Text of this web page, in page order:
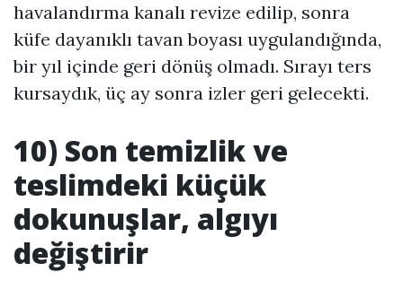
havalandırma kanalı revize edilip, sonra
küfe dayanıklı tavan boyası uygulandığında,
bir yıl içinde geri dönüş olmadı. Sırayı ters
kursaydık, üç ay sonra izler geri gelecekti.
10) Son temizlik ve
teslimdeki küçük
dokunuşlar, algıyı
değiştirir